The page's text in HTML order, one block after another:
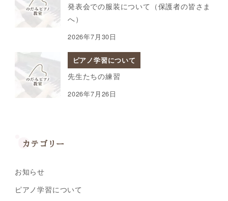
発表会での服装について（保護者の皆さま
へ）
2026年7月30日
ピアノ学習について
先生たちの練習
2026年7月26日
カテゴリー
お知らせ
ピアノ学習について